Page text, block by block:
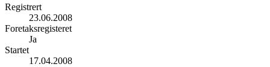
Registrert
23.06.2008
Foretaksregisteret
Ja
Startet
17.04.2008